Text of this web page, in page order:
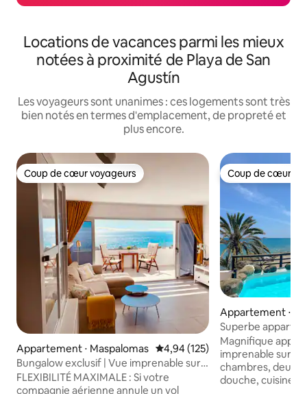
Locations de vacances parmi les mieux
notées à proximité de Playa de San
Agustín
Les voyageurs sont unanimes : ces logements sont très
bien notés en termes d'emplacement, de propreté et
plus encore.
Coup de cœur voyageurs
Coup de cœur voyageurs
Appartement ⋅ Maspalomas Évaluation moyenne sur la
4,94 (125)
Bungalow exclusif | Vue imprenable sur
la mer à 75 marches
FLEXIBILITÉ MAXIMALE : Si votre
compagnie aérienne annule un vol
Coup de cœur
Coup de cœur
Appartement ⋅
mé de Tirajana
Superbe
mer à Bahia Feliz
Magnifique
imprenable sur la
chambres, deux
douche, cuisine